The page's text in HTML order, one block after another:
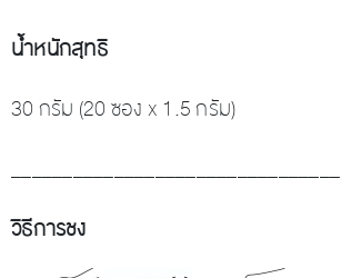
น้ำหนักสุทธิ
30 กรัม (20 ซอง x 1.5 กรัม)
________________________________
วิธีการชง